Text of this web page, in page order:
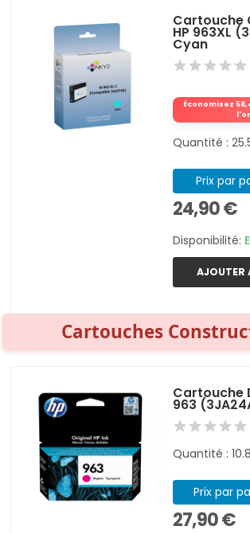
Cartouche
HP 963XL
Cyan
Économisez
Quantité :
Prix par
24,90 €
Disponibilité:
AJOUTER
Cartouches
Cartouche
963
Quantité :
Prix par
27,90 €